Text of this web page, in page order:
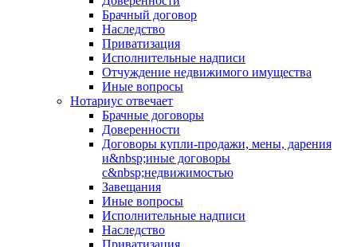
Брачный договор
Наследство
Приватизация
Исполнительные надписи
Отчуждение недвижимого имущества
Иные вопросы
Нотариус отвечает
Брачные договоры
Доверенности
Договоры купли-продажи, мены, дарения
и&nbsp;иные договоры
с&nbsp;недвижимостью
Завещания
Иные вопросы
Исполнительные надписи
Наследство